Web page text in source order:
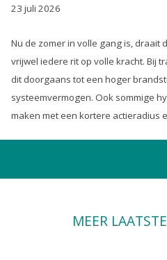
23 juli 2026
Nu de zomer in volle gang is, draait
vrijwel iedere rit op volle kracht. Bij
dit doorgaans tot een hoger
systeemvermogen. Ook sommige
maken met een kortere actieradius
MEER